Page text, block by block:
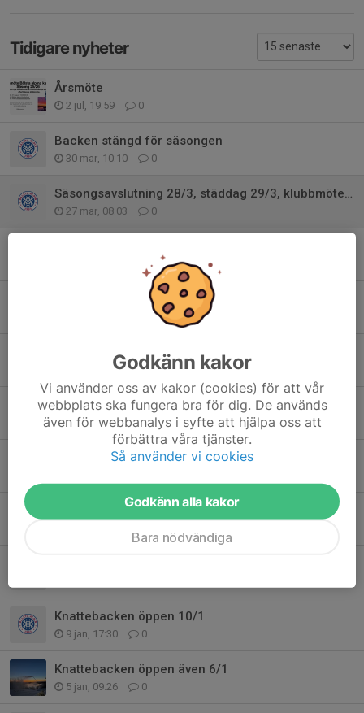
Tidigare nyheter
Årsmöte
2 jul, 19:59 0
Backen stängd för säsongen
30 mar, 10:10 0
Säsongsavslutning 28/3, städdag 29/3, klubbmöte 19/4
27 mar, 08:03 0
0
Backen stängd tisdag 24/ 3 öppet ons 25/3
0
ÅTER TILL VANLIGA TIDER
3 mar, 16:00 0
Nu är båda backarna öppna!
17 jan, 10:27 0
Upplandscupen i Bålsta 1 februari
Backen öppen även kvällstid
Knattebacken öppen 10/1
9 jan, 17:30 0
Knattebacken öppen även 6/1
5 jan, 09:26 0
Godkänn kakor
Vi använder oss av kakor (cookies) för att vår
webbplats ska fungera bra för dig. De används
även för webbanalys i syfte att hjälpa oss att
förbättra våra tjänster.
Så använder vi cookies
Godkänn alla kakor
Bara nödvändiga